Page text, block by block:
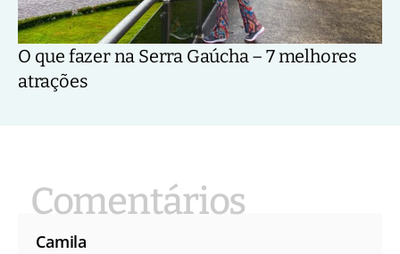
O que fazer na Serra Gaúcha – 7 melhores
atrações
Camila